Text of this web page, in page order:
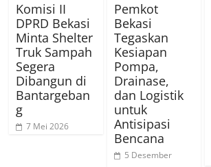
Komisi II
DPRD Bekasi
Minta Shelter
Truk Sampah
Segera
Dibangun di
Bantargeban
g
7 Mei 2026
Pemkot
Bekasi
Tegaskan
Kesiapan
Pompa,
Drainase,
dan Logistik
untuk
Antisipasi
Bencana
5 Desember